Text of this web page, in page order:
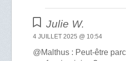
Julie W.
4 JUILLET 2025 @ 10:54
@Malthus : Peut-être